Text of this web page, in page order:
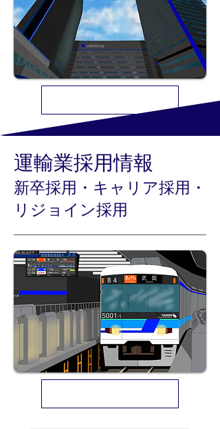
運輸業​採用情報
新卒採用・キャリア採用・
リジョイン採用